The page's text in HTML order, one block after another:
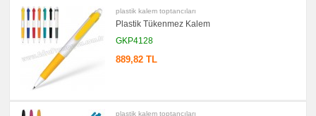
plastik kalem toptancıları
Plastik Tükenmez Kalem
GKP4128
889,82 TL
plastik kalem toptancıları
promosyon
Ajanda
&
Organizer
promosyon
Matara
&
Termos
&
promosyon